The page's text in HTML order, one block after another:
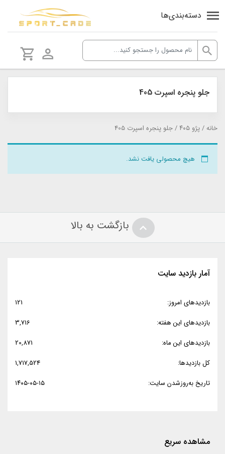
دسته‌بندی‌ها
جلو پنجره اسپرت 405
خانه/پژو ٤٠٥ / جلو پنجره اسپرت 405
هیچ محصولی یافت نشد.
بازگشت به بالا
آمار بازدید سایت
بازدیدهای امروز:
121
بازدیدهای این هفته:
3,716
بازدیدهای این ماه:
20,871
کل بازدیدها:
1,717,524
تاریخ به‌روزشدن سایت:
۱۴۰۵-۰۵-۱۵
مشاهده سریع